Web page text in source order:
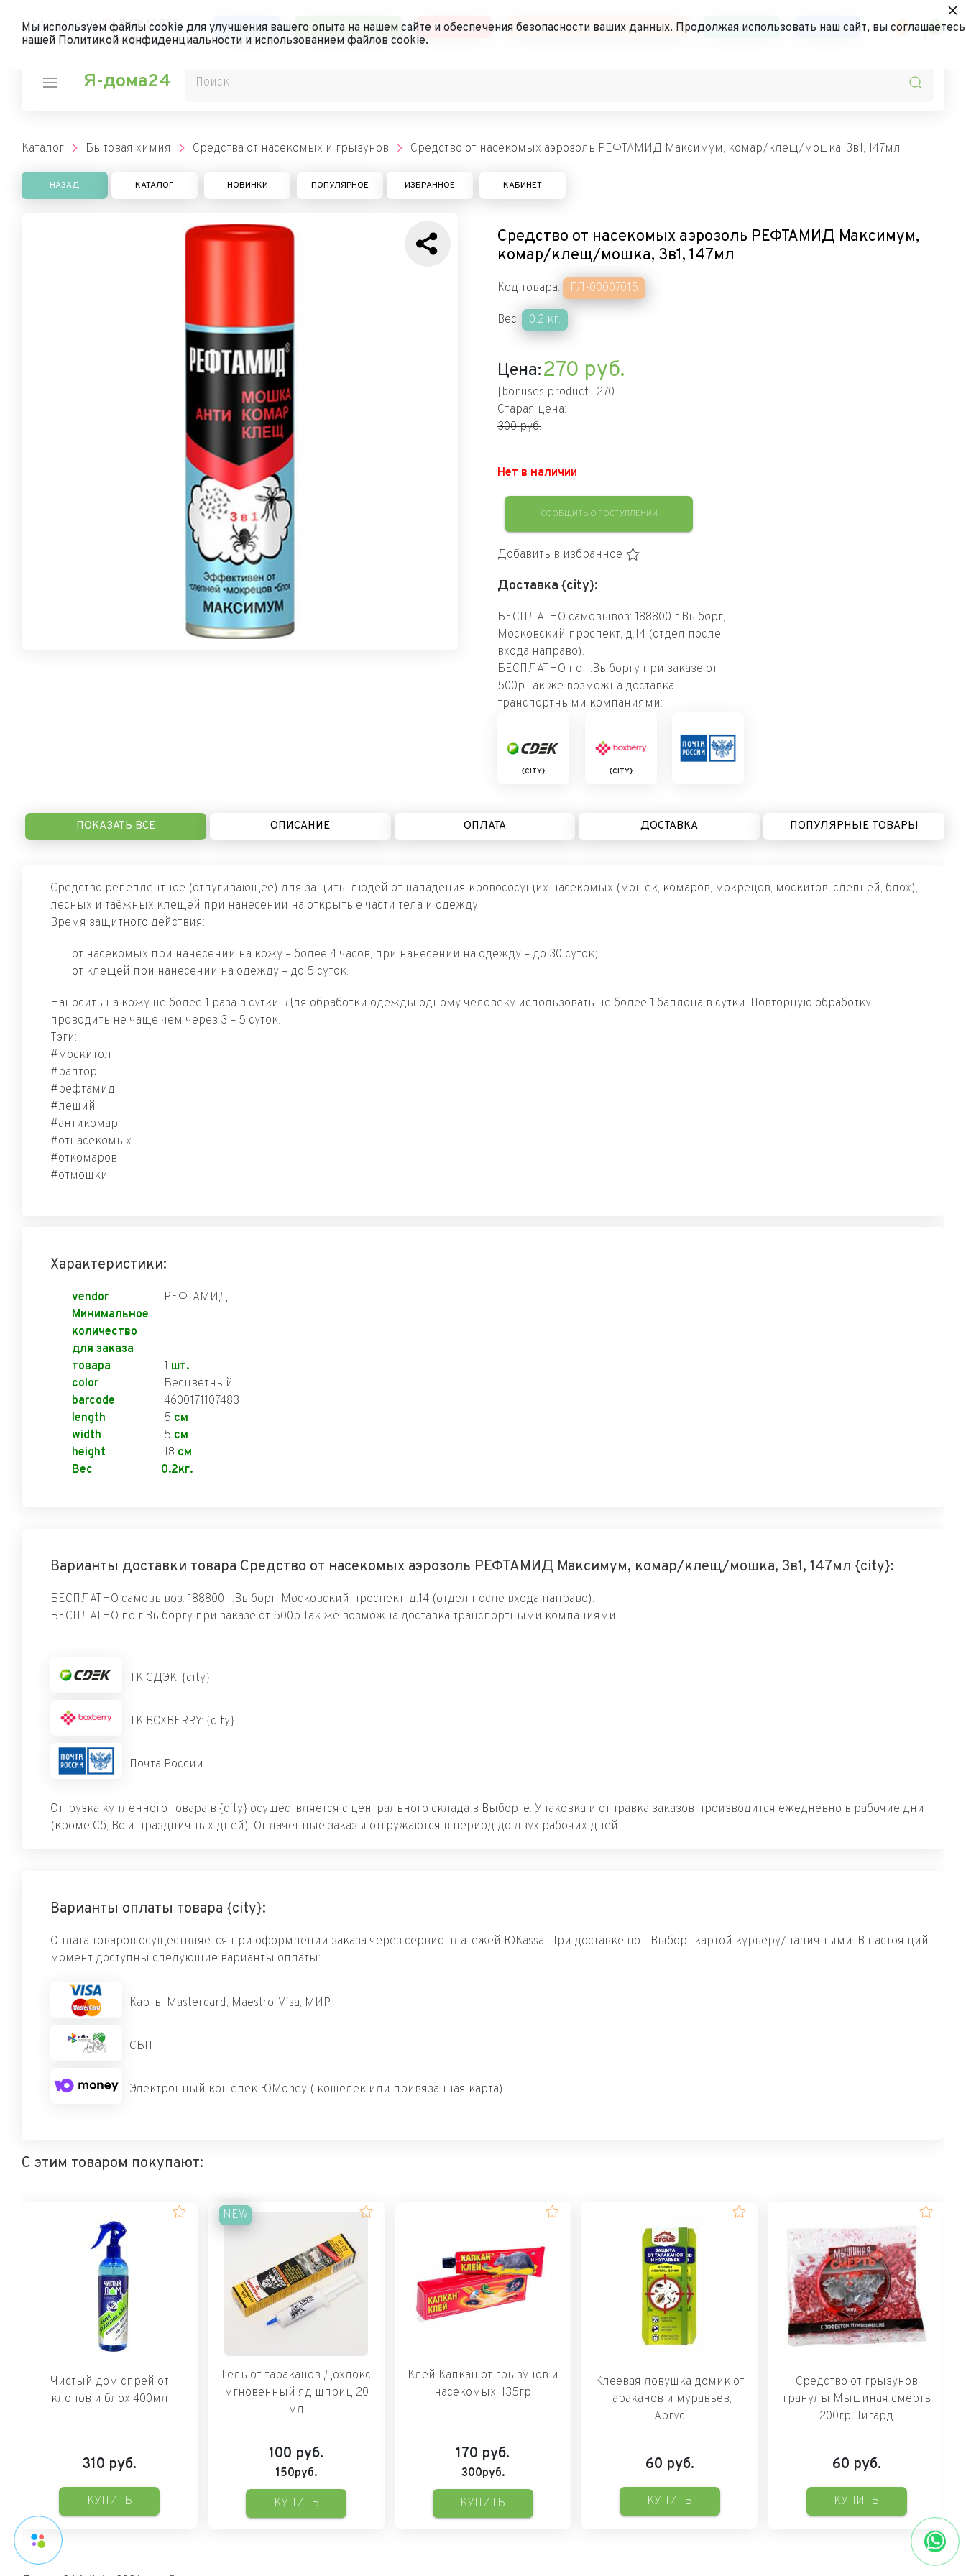
[chd-geolocate]
8 (966) 852-
00-70
Каталог Личный кабинет Доставка Политика конфиденциальности Контакты АКЦИИ 0 0
Я-дома24
Каталог Бытовая химия Средства от насекомых и грызунов Средство от насекомых аэрозоль РЕФТАМИД Максимум, комар/клещ/мошка, 3в1, 147мл
НАЗАД КАТАЛОГ НОВИНКИ ПОПУЛЯРНОЕ ИЗБРАННОЕ КАБИНЕТ
Средство от насекомых аэрозоль РЕФТАМИД Максимум,
комар/клещ/мошка, 3в1, 147мл
Код товара: ГЛ-00007015
Вес: 0.2 кг.
Цена:270 руб.
[bonuses product=270]
Старая цена:
300 руб.
Нет в наличии
СООБЩИТЬ О ПОСТУПЛЕНИИ
Добавить в избранное
Доставка {city}:
БЕСПЛАТНО самовывоз: 188800 г.Выборг,
Московский проспект, д.14 (отдел после
входа направо).
БЕСПЛАТНО по г.Выборгу при заказе от
500р.Так же возможна доставка
транспортными компаниями:
{CITY} {CITY}
ПОКАЗАТЬ ВСЕ ОПИСАНИЕ ОПЛАТА ДОСТАВКА ПОПУЛЯРНЫЕ ТОВАРЫ
Средство репеллентное (отпугивающее) для защиты людей от нападения кровососущих насекомых (мошек, комаров, мокрецов, москитов, слепней, блох),
лесных и таёжных клещей при нанесении на открытые части тела и одежду.
Время защитного действия:
от насекомых при нанесении на кожу – более 4 часов, при нанесении на одежду – до 30 суток;
от клещей при нанесении на одежду – до 5 суток.
Наносить на кожу не более 1 раза в сутки. Для обработки одежды одному человеку использовать не более 1 баллона в сутки. Повторную обработку
проводить не чаще чем через 3 – 5 суток.
Тэги:
#москитол
#раптор
#рефтамид
#леший
#антикомар
#отнасекомых
#откомаров
#отмошки
Характеристики:
vendor
РЕФТАМИД
Минимальное
количество
для заказа
товара
1 шт.
color
Бесцветный
barcode
4600171107483
length
5 см
width
5 см
height
18 см
Вес
0.2кг.
Варианты доставки товара Средство от насекомых аэрозоль РЕФТАМИД Максимум, комар/клещ/мошка, 3в1, 147мл {city}:
БЕСПЛАТНО самовывоз: 188800 г.Выборг, Московский проспект, д.14 (отдел после входа направо).
БЕСПЛАТНО по г.Выборгу при заказе от 500р.Так же возможна доставка транспортными компаниями:
ТК СДЭК: {city}
ТК BOXBERRY: {city}
Почта России
Отгрузка купленного товара в {city} осуществляется с центрального склада в Выборге. Упаковка и отправка заказов производится ежедневно в рабочие дни
(кроме Сб, Вс и праздничных дней). Оплаченные заказы отгружаются в период до двух рабочих дней.
Варианты оплаты товара {city}:
Оплата товаров осуществляется при оформлении заказа через сервис платежей ЮKassa. При доставке по г.Выборг:картой курьеру/наличными. В настоящий
момент доступны следующие варианты оплаты:
Карты Mastercard, Maestro, Visa, МИР
СБП
Электронный кошелек ЮMoney ( кошелек или привязанная карта)
С этим товаром покупают:
Чистый дом спрей от
клопов и блох 400мл
310 руб.
КУПИТЬ
NEW
Гель от тараканов Дохлокс
мгновенный яд шприц 20
мл
100 руб.
150руб.
КУПИТЬ
Клей Капкан от грызунов и
насекомых, 135гр
170 руб.
300руб.
КУПИТЬ
Клеевая ловушка домик от
тараканов и муравьев,
Аргус
60 руб.
КУПИТЬ
Средство от грызунов
гранулы Мышиная смерть
200гр, Тигард
60 руб.
КУПИТЬ
Мы используем файлы cookie для улучшения вашего опыта на нашем сайте и обеспечения безопасности ваших данных. Продолжая использовать наш сайт, вы
нашей Политикой конфиденциальности и использованием файлов cookie.
×